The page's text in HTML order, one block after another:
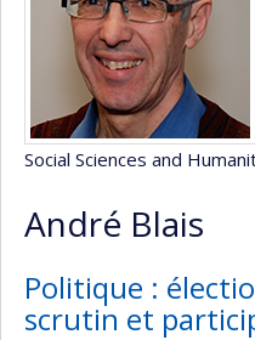
Social Sciences and
André Blais
Politique :
scrutin et